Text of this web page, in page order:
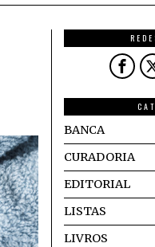
BANCA
CURADORIA
EDITORIAL
LISTAS
LIVROS